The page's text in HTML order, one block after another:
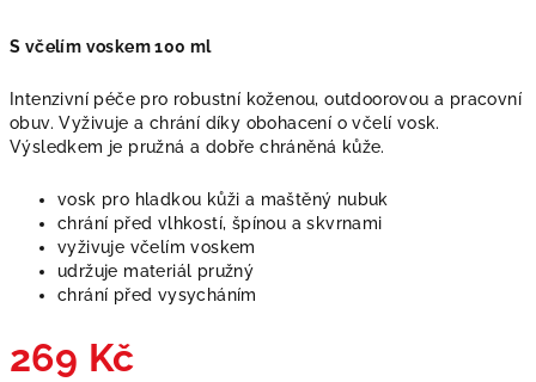
S včelím voskem 100 ml
Intenzivní péče pro robustní koženou, outdoorovou a pracovní
obuv. Vyživuje a chrání díky obohacení o včelí vosk.
Výsledkem je pružná a dobře chráněná kůže.
vosk pro hladkou kůži a maštěný nubuk
chrání před vlhkostí, špínou a skvrnami
vyživuje včelím voskem
udržuje materiál pružný
chrání před vysycháním
269 Kč